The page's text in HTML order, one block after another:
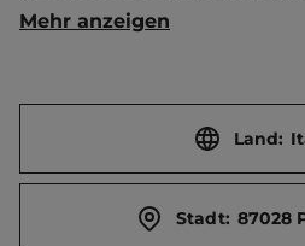
Büschen. Bar. Pizzeria.
Service.   Ortszentrum 2 km
Touristen-/Dauerstellplätze
Mehr anzeigen
Land:
Stadt: 87028